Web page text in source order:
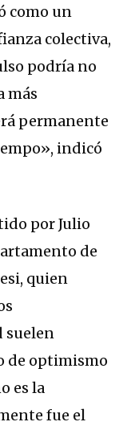
como un
colectiva,
podría no
más
permanente
indicó
por Julio
de
quien
suelen
de optimismo
es la
fue el